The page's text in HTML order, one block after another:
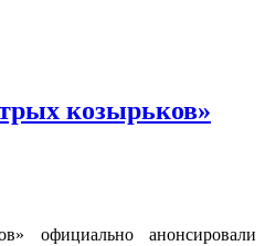
козырьков»
официально анонсировали